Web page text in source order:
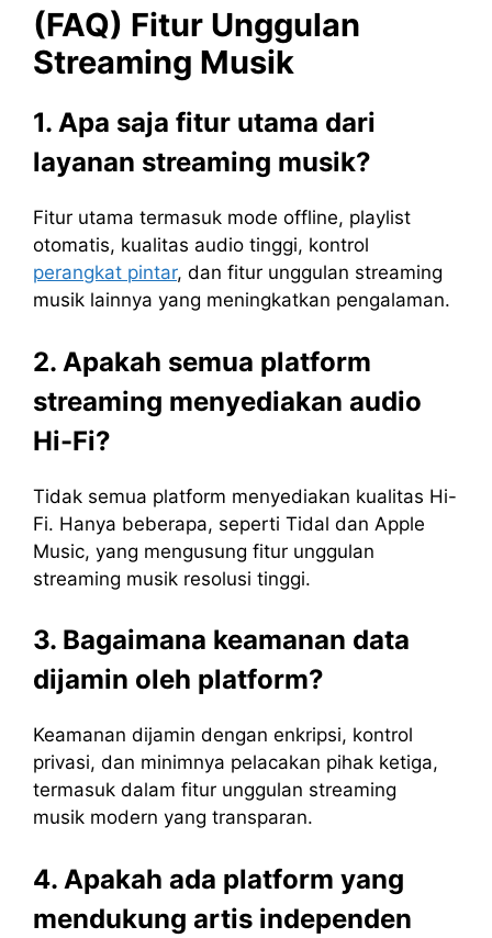
(FAQ) Fitur Unggulan
Streaming Musik
1. Apa saja fitur utama dari
layanan streaming musik?
Fitur utama termasuk mode offline, playlist
otomatis, kualitas audio tinggi, kontrol
perangkat pintar, dan fitur unggulan streaming
musik lainnya yang meningkatkan pengalaman.
2. Apakah semua platform
streaming menyediakan audio
Hi-Fi?
Tidak semua platform menyediakan kualitas Hi-
Fi. Hanya beberapa, seperti Tidal dan Apple
Music, yang mengusung fitur unggulan
streaming musik resolusi tinggi.
3. Bagaimana keamanan data
dijamin oleh platform?
Keamanan dijamin dengan enkripsi, kontrol
privasi, dan minimnya pelacakan pihak ketiga,
termasuk dalam fitur unggulan streaming
musik modern yang transparan.
4. Apakah ada platform yang
mendukung artis independen